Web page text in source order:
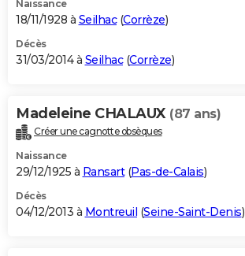
Naissance
18/11/1928 à Seilhac(Corrèze)
Décès
31/03/2014 à Seilhac(Corrèze)
Madeleine CHALAUX (87 ans)
Créer une cagnotte obsèques
Naissance
29/12/1925 à Ransart(Pas-de-Calais)
Décès
04/12/2013 à Montreuil (Seine-Saint-Denis)